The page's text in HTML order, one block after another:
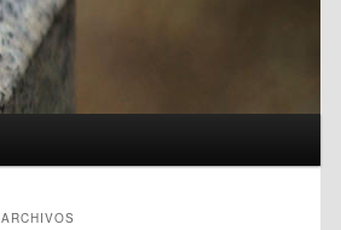
ARCHIVOS